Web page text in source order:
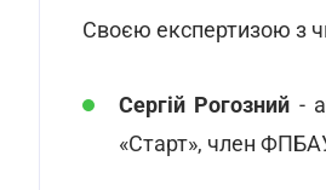
Своєю експертизою з
Сергій Рогозний -
«Старт», член